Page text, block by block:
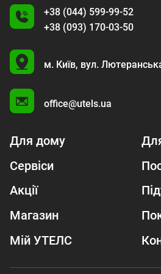
+38 (044) 599-99-52
+38 (093) 170-03-50
U
м. Київ, вул.
office@utels.ua
Для дому
Сервіси
Акції
Магазин
Мій УТЕЛС